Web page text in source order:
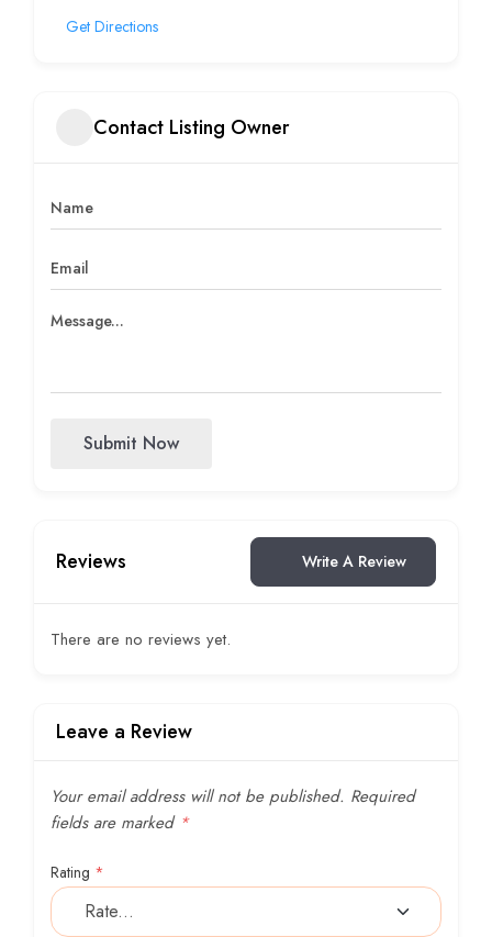
Get Directions
Contact Listing Owner
Submit Now
Reviews Write A Review
There are no reviews yet.
Leave a Review
Your email address will not be published. Required
fields are marked *
Rating *